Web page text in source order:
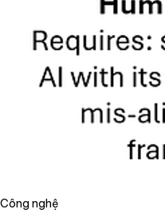
Công nghệ